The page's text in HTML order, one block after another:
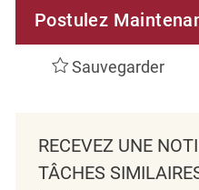
Postulez
Sauvegarder
RECEVEZ UNE
TÂCHES